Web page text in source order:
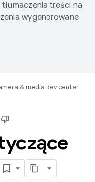
treści na
wygenerowane
& media dev center